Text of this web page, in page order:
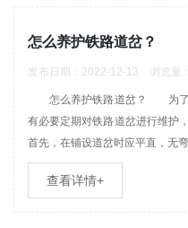
怎么养护铁路道岔？
发布日期：2022-12-13 浏览量
怎么养护铁路道岔？ 为了保
有必要定期对铁路道岔进行维护
首先，在铺设道岔时应平直，无
查看详情+